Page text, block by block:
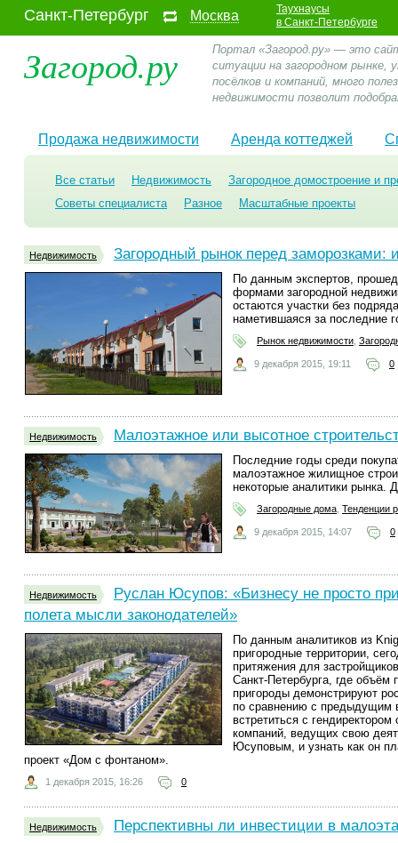
Санкт-Петербург Москва
Таухнаусы
в Санкт-Петербурге
Загород.ру
Портал «Загород.ру» — это
ситуации на загородном
посёлков и компаний, много
недвижимости позволит
Продажа недвижимости Аренда коттеджей
Все статьи Недвижимость
Загородное домостроение и
Советы специалиста
Разное Масштабные проекты
Недвижимость Загородный рынок перед заморозками:
По данным экспертов,
формами загородной
остаются участки без
наметившаяся за последние
Рынок недвижимости
9 декабря 2015, 19:11 0
Недвижимость Малоэтажное или высотное
Последние годы среди
малоэтажное жилищное
некоторые аналитики рынка.
Загородные дома Тенденции
9 декабря 2015, 14:07 0
Недвижимость
Руслан Юсупов: «Бизнесу не просто
полета мысли законодателей»
По данным аналитиков из
пригородные территории,
притяжения для
Санкт-Петербурга, где объём
пригороды демонстрируют
по сравнению с предыдущим
встретиться с
компаний, ведущих свою
Юсуповым, и узнать как он
проект «Дом с фонтаном».
1 декабря 2015, 16:26 0
Недвижимость Перспективны ли инвестиции в